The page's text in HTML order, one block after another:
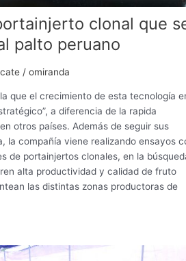
clonal que
palto peruano
/ omiranda
que el crecimiento de esta tecnología
a diferencia de la rapida
otros países. Además de seguir sus
la compañía viene realizando ensayos
de portainjertos clonales, en la
alta productividad y calidad de fruto
las distintas zonas productoras de